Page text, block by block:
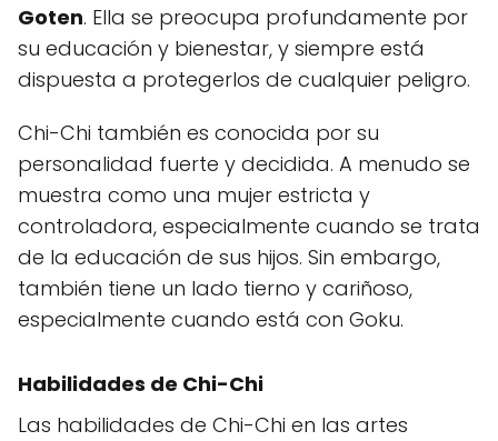
Goten. Ella se preocupa profundamente por
su educación y bienestar, y siempre está
dispuesta a protegerlos de cualquier peligro.
Chi-Chi también es conocida por su
personalidad fuerte y decidida. A menudo se
muestra como una mujer estricta y
controladora, especialmente cuando se trata
de la educación de sus hijos. Sin embargo,
también tiene un lado tierno y cariñoso,
especialmente cuando está con Goku.
Habilidades de Chi-Chi
Las habilidades de Chi-Chi en las artes